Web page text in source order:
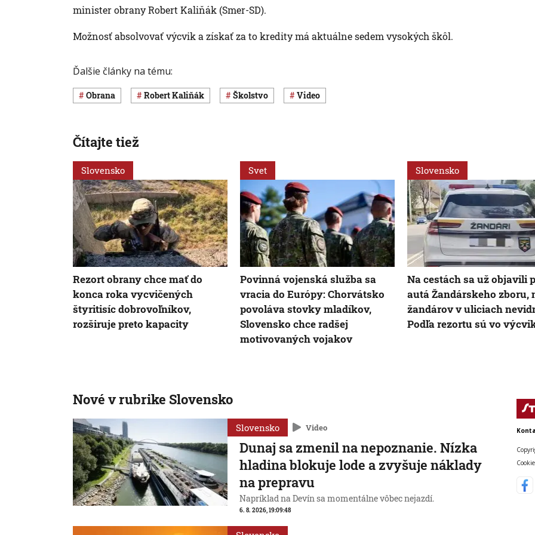
minister obrany Robert Kaliňák (Smer-SD).
Možnosť absolvovať výcvik a získať za to kredity má aktuálne sedem vysokých škôl.
Ďalšie články na tému:
obrana Robert Kaliňák Školstvo Video
Čítajte tiež
Slovensko
Rezort obrany chce mať do
konca roka vycvičených
štyritisíc dobrovoľníkov,
rozširuje preto kapacity
Svet
Povinná vojenská služba sa
vracia do Európy: Chorvátsko
povoláva stovky mladíkov,
Slovensko chce radšej
motivovaných vojakov
Slovensko
Na cestách sa už objavili
autá Žandárskeho zboru,
žandárov v uliciach
Podľa rezortu sú vo
Nové v rubrike Slovensko
Slovensko Video
Dunaj sa zmenil na nepoznanie. Nízka
hladina blokuje lode a zvyšuje náklady
na prepravu
Napríklad na Devín sa momentálne vôbec nejazdí.
6. 8. 2026, 19:09:48